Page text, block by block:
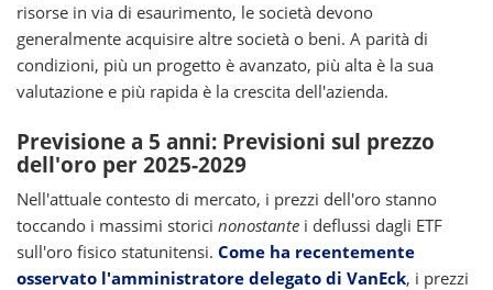
risorse in via di esaurimento, le società devono
generalmente acquisire altre società o beni. A parità di
condizioni, più un progetto è avanzato, più alta è la sua
valutazione e più rapida è la crescita dell'azienda.
Previsione a 5 anni: Previsioni sul prezzo
dell'oro per 2025-2029
Nell'attuale contesto di mercato, i prezzi dell'oro stanno
toccando i massimi storici nonostante i deflussi dagli ETF
sull'oro fisico statunitensi. Come ha recentemente
osservato l'amministratore delegato di VanEck, i prezzi